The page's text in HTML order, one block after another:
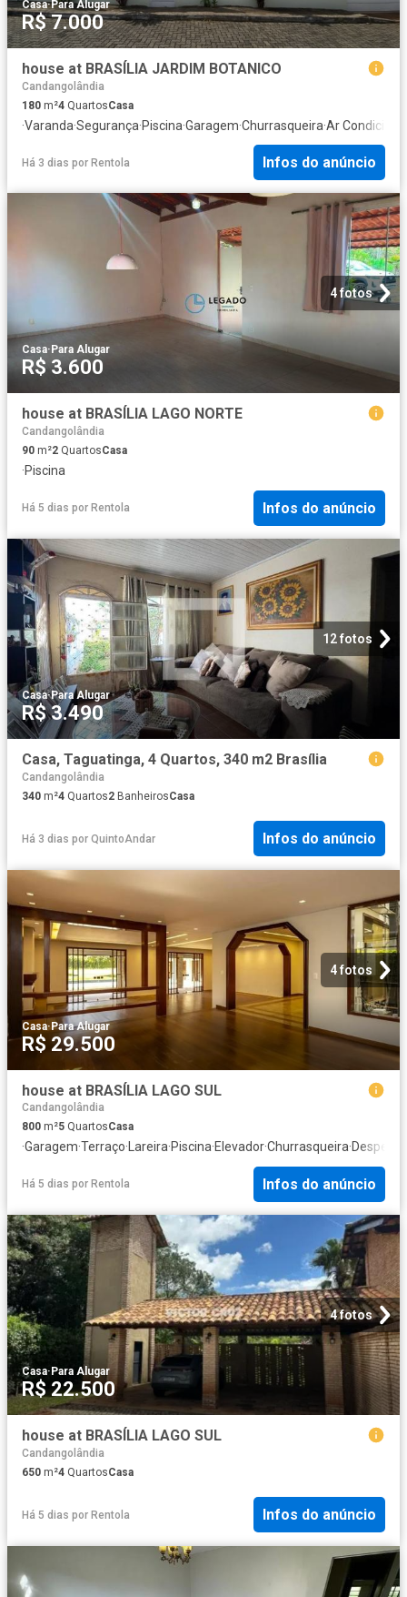
Casa·Para Alugar
R$ 7.000
house at BRASÍLIA JARDIM BOTANICO
Candangolândia
180 m²4 QuartosCasa
·Varanda·Segurança·Piscina·Garagem·Churrasqueira·Ar
Há 3 dias por Rentola Infos do anúncio
4 fotos
Casa· Para Alugar
R$ 3.600
house at BRASÍLIA LAGO NORTE
Candangolândia
90 m²2 QuartosCasa
·Piscina
Há 5 dias por Rentola Infos do anúncio
12 fotos
Casa·Para Alugar
R$ 3.490
Casa, Taguatinga, 4 Quartos, 340 m2 Brasília
Candangolândia
340 m²4 Quartos2 BanheirosCasa
Há 3 dias por QuintoAndar Infos do anúncio
4 fotos
Casa·Para Alugar
R$ 29.500
house at BRASÍLIA LAGO SUL
Candangolândia
800 m²5 QuartosCasa
·Garagem·Terraço·Lareira·Piscina·Elevador·Churrasqueira·
Há 5 dias por Rentola Infos do anúncio
4 fotos
Casa· Para Alugar
R$ 22.500
house at BRASÍLIA LAGO SUL
Candangolândia
650 m²4 QuartosCasa
Há 5 dias por Rentola Infos do anúncio